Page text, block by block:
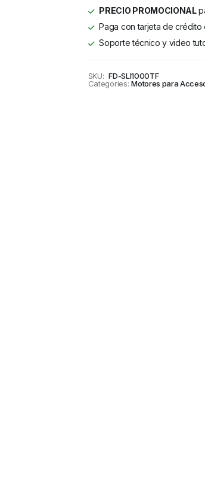
PRECIO PROMOCIONAL
Paga con tarjeta de crédito
Soporte técnico y video
SKU: FD-SLI1000TF
Categories: Motores para